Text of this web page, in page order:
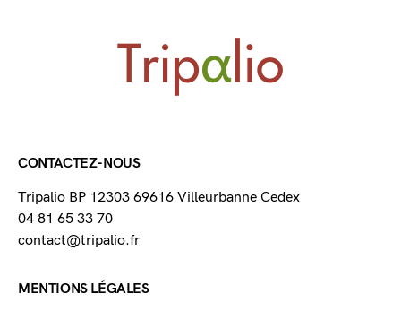
CONTACTEZ-NOUS
Tripalio BP 12303 69616 Villeurbanne Cedex
04 81 65 33 70
contact@tripalio.fr
MENTIONS LÉGALES